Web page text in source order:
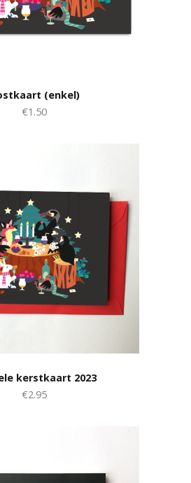
(enkel)
€1.50
kerstkaart 2023
€2.95